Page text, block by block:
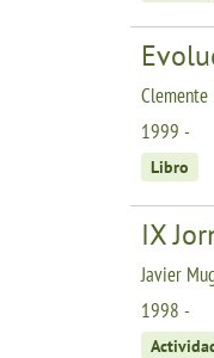
Clemente
1999 -
Libro
IX
Javier
1998 -